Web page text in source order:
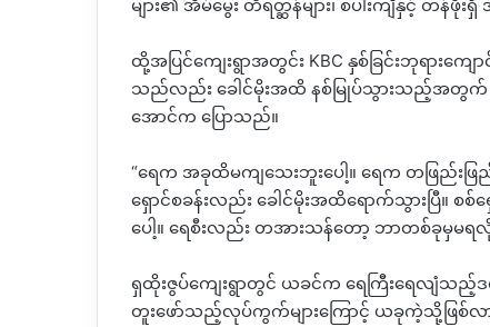
များ၏ အိမ်မွေး တိရတ္ဆန်များ၊ စပါးကျီနှင့် တန်
ထို့အပြင်ကျေးရွာအတွင်း KBC နှစ်ခြင်းဘုရားကျေ
သည်လည်း ခေါင်မိုးအထိ နစ်မြုပ်သွားသည့်အတွက်
အောင်က ပြောသည်။
“ရေက အခုထိမကျသေးဘူးပေါ့။ ရေက တဖြည်း
ရှောင်စခန်းလည်း ခေါင်မိုးအထိရောက်သွားပြီ။
ပေါ့။ ရေစီးလည်း တအားသန်တော့ ဘာတစ်ခုမှမ
ရှထိုးဇွပ်ကျေးရွာတွင် ယခင်က ရေကြီးရေလျံသည့်
တူးဖော်သည့်လုပ်ကွက်များကြောင့် ယခုကဲ့သို့ဖြစ်